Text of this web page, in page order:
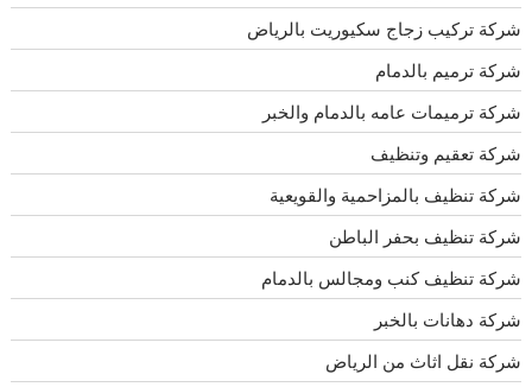
شركة تركيب زجاج سكيوريت بالرياض
شركة ترميم بالدمام
شركة ترميمات عامه بالدمام والخبر
شركة تعقيم وتنظيف
شركة تنظيف بالمزاحمية والقويعية
شركة تنظيف بحفر الباطن
شركة تنظيف كنب ومجالس بالدمام
شركة دهانات بالخبر
شركة نقل اثاث من الرياض